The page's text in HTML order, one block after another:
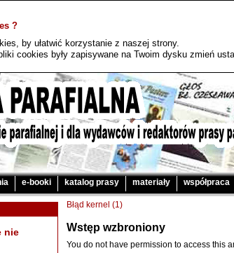
?
by ułatwić korzystanie z naszej strony.
cookies były zapisywane na Twoim dysku zmień
e-booki katalog prasy materiały współpraca
nie
Błąd kernel (1)
Wstęp wzbroniony
You do not have permission to access this